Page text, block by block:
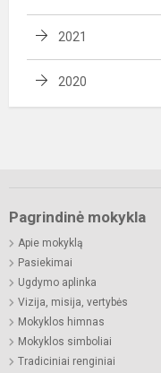
2021
2020
Pagrindinė mokykla
Apie mokyklą
Pasiekimai
Ugdymo aplinka
Vizija, misija, vertybės
Mokyklos himnas
Mokyklos simboliai
Tradiciniai renginiai